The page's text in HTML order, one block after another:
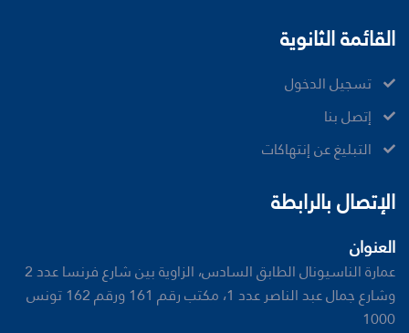
القائمة الثانوية
تسجيل الدخول
إتصل بنا
ﺍﻟﺘﺒﻠﻴﻎ ﻋﻦ ﺇﻧﺘﻬﺎﻛﺎﺕ
الإتصال بالرابطة
العنوان
عمارة الناسيونال الطابق السادس، الزاوية بين شارع فرنسا عدد 2
وشارع جمال عبد الناصر عدد 1، مكتب رقم 161 ورقم 162 تونس
1000